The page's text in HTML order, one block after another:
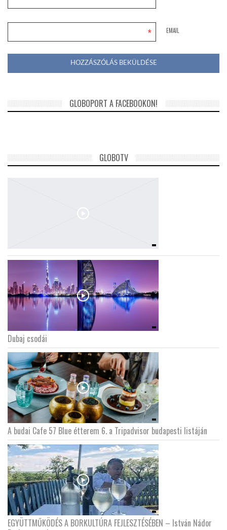
EMAIL
*
GLOBOPORT A FACEBOOKON!
GLOBOTV
Dubaj csodái
A budai Cafe 57 Blue étterem 6. a Tripadvisor budapesti listáján
EGYÜTTMŰKÖDÉS A BORKULTÚRA FEJLESZTÉSÉBEN – István Nádor